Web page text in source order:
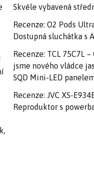
Skvěle vybavená
Recenze: O2 Pods
Dostupná sluchátka s
Recenze: TCL 75C7L
jsme nového vládce
SQD Mini-LED
Recenze: JVC XS-
Reproduktor s